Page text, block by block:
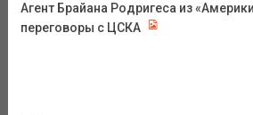
Агент Брайана Родригеса из
переговоры с ЦСКА